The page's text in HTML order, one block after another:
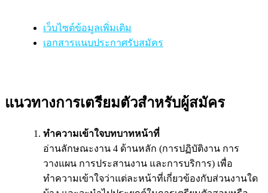
เว็บไซต์ข้อมูลเพิ่มเติม
เอกสารแนบประกาศรับสมัคร
แนวทางการเตรียมตัวสำหรับผู้สมัคร
ทำความเข้าใจบทบาทหน้าที่
อ่านลักษณะงาน 4 ด้านหลัก (การปฏิบัติงาน การ
วางแผน การประสานงาน และการบริการ) เพื่อ
ทำความเข้าใจว่าแต่ละหน้าที่เกี่ยวข้องกับส่วนงานใด